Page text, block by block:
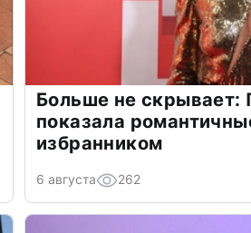
Больше не скрывает:
показала
избранником
6 августа 262